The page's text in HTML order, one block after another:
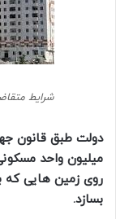
شرایط
دولت طبق قانون
میلیون واحد
روی زمین هایی که
بسازد.